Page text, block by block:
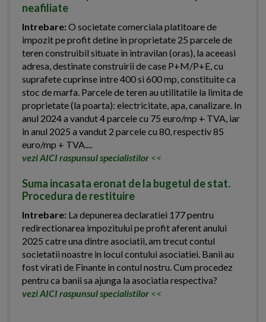
neafiliate
Intrebare:O societate comerciala platitoare de
impozit pe profit detine in proprietate 25 parcele de
teren construibil situate in intravilan (oras), la aceeasi
adresa, destinate construirii de case P+M/P+E, cu
suprafete cuprinse intre 400 si 600 mp, constituite ca
stoc de marfa. Parcele de teren au utilitatile la limita de
proprietate (la poarta): electricitate, apa, canalizare. In
anul 2024 a vandut 4 parcele cu 75 euro/mp + TVA, iar
in anul 2025 a vandut 2 parcele cu 80, respectiv 85
euro/mp + TVA....
vezi AICI raspunsul specialistilor <<
Suma incasata eronat de la bugetul de stat.
Procedura de restituire
Intrebare: La depunerea declaratiei 177 pentru
redirectionarea impozitului pe profit aferent anului
2025 catre una dintre asociatii, am trecut contul
societatii noastre in locul contului asociatiei. Banii au
fost virati de Finante in contul nostru. Cum procedez
pentru ca banii sa ajunga la asociatia respectiva?
vezi AICI raspunsul specialistilor <<